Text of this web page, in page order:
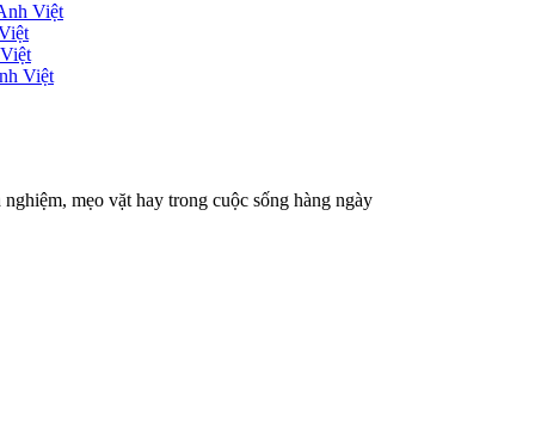
Việt
Việt
mẹo vặt hay trong cuộc sống hàng ngày